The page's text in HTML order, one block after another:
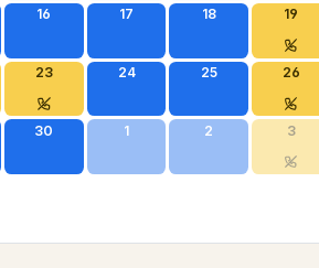
16 17 18 19
23 24 25 26
30 1 2 3